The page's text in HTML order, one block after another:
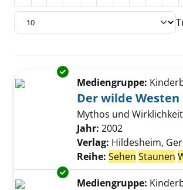
Suchergebnis
Zu den Suchfiltern springen
Exemplar-Details von Der
Mediengruppe:
Der wilde Westen
Mythos und Wirklichkeit
Suche nach diesem
Jahr: 2002
Verlag: Hildesheim,
Reihe: Sehen Staunen
Exemplar-Details von
Mediengruppe: